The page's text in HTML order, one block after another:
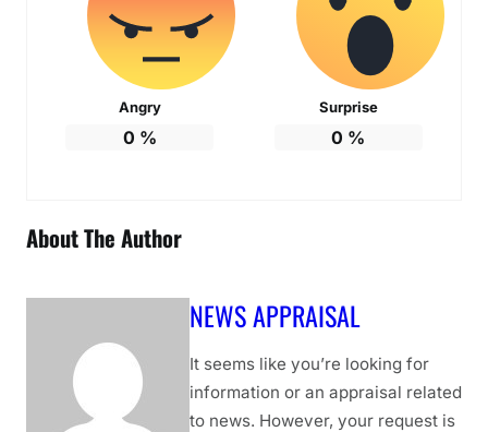
Angry
0 %
Surprise
0 %
About The Author
NEWS APPRAISAL
It seems like you’re looking for
information or an appraisal related
to news. However, your request is